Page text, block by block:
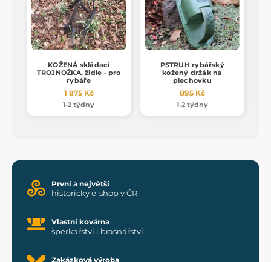
KOŽENÁ skládací
TROJNOŽKA, židle - pro
rybáře
1 875 Kč
1-2 týdny
PSTRUH rybářský
kožený držák na
plechovku
895 Kč
1-2 týdny
První a největší
historický e-shop v ČR
Vlastní kovárna
šperkařství i brašnářství
Zakázková výroba